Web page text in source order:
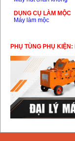
DỤNG CỤ LÀM MỘC
Máy làm mộc
PHỤ TÙNG PHỤ KIỆN: